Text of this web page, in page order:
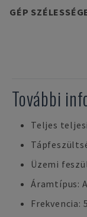
GÉP
További
Teljes
Üzemi
Áramtípus:
Frekvencia: